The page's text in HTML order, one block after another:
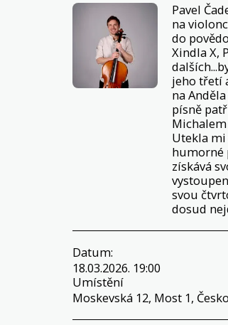
Pavel
na
do
Xindla X,
jeho třetí
na
písně
Utekla mi
humorné
získává
svou
dosud
Datum:
18.03.2026. 19:00
Umístění
Moskevská 12, Most 1,